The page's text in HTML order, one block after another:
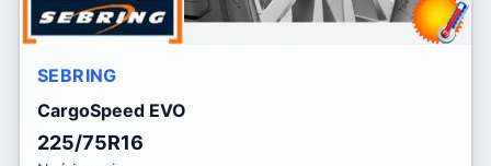
SEBRING
CargoSpeed EVO
225/75R16